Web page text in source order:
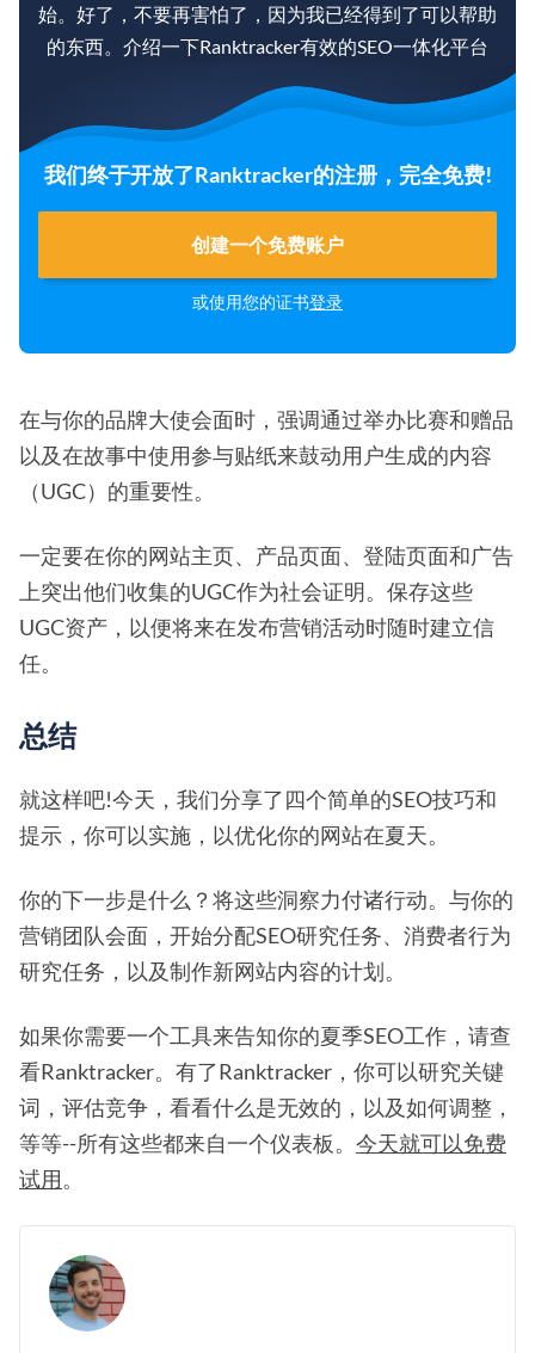
始。好了，不要再害怕了，因为我已经得到了可以帮助
的东西。介绍一下Ranktracker有效的SEO一体化平台
我们终于开放了Ranktracker的注册，完全免费!
创建一个免费账户
或使用您的证书登录
在与你的品牌大使会面时，强调通过举办比赛和赠品
以及在故事中使用参与贴纸来鼓动用户生成的内容
（UGC）的重要性。
一定要在你的网站主页、产品页面、登陆页面和广告
上突出他们收集的UGC作为社会证明。保存这些
UGC资产，以便将来在发布营销活动时随时建立信
任。
总结
就这样吧!今天，我们分享了四个简单的SEO技巧和
提示，你可以实施，以优化你的网站在夏天。
你的下一步是什么？将这些洞察力付诸行动。与你的
营销团队会面，开始分配SEO研究任务、消费者行为
研究任务，以及制作新网站内容的计划。
如果你需要一个工具来告知你的夏季SEO工作，请查
看Ranktracker。有了Ranktracker，你可以研究关键
词，评估竞争，看看什么是无效的，以及如何调整，
等等--所有这些都来自一个仪表板。 今天就可以免费
试用。